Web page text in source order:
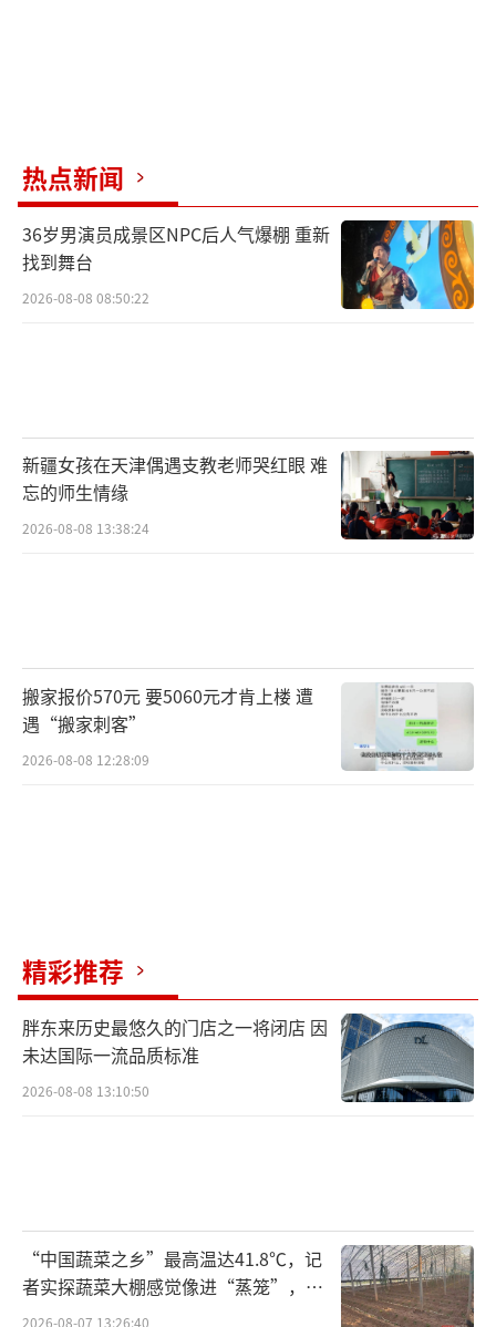
热点新闻
36岁男演员成景区NPC后人气爆棚 重新
找到舞台
2026-08-08 08:50:22
新疆女孩在天津偶遇支教老师哭红眼 难
忘的师生情缘
2026-08-08 13:38:24
搬家报价570元 要5060元才肯上楼 遭
遇“搬家刺客”
2026-08-08 12:28:09
精彩推荐
胖东来历史最悠久的门店之一将闭店 因
未达国际一流品质标准
2026-08-08 13:10:50
“中国蔬菜之乡”最高温达41.8℃，记
者实探蔬菜大棚感觉像进“蒸笼”，有
村民称只能凌晨两点起来干活
2026-08-07 13:26:40